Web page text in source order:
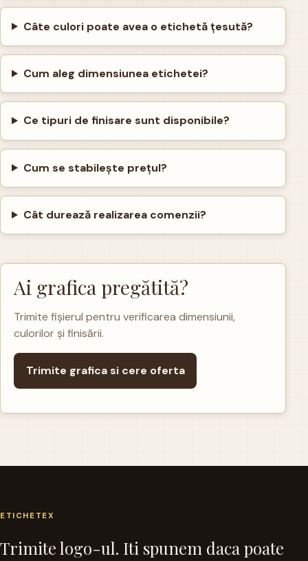
Câte culori poate avea o etichetă țesută?
Cum aleg dimensiunea etichetei?
Ce tipuri de finisare sunt disponibile?
Cum se stabilește prețul?
Cât durează realizarea comenzii?
Ai grafica pregătită?
Trimite fișierul pentru verificarea dimensiunii,
culorilor și finisării.
Trimite grafica si cere oferta
ETICHETEX
Trimite logo-ul. Iti spunem daca poate